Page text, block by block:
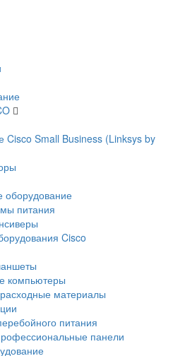
Cisco Small Business (Linksys by
оборудование
питания
Cisco
компьютеры
материалы
питания
панели